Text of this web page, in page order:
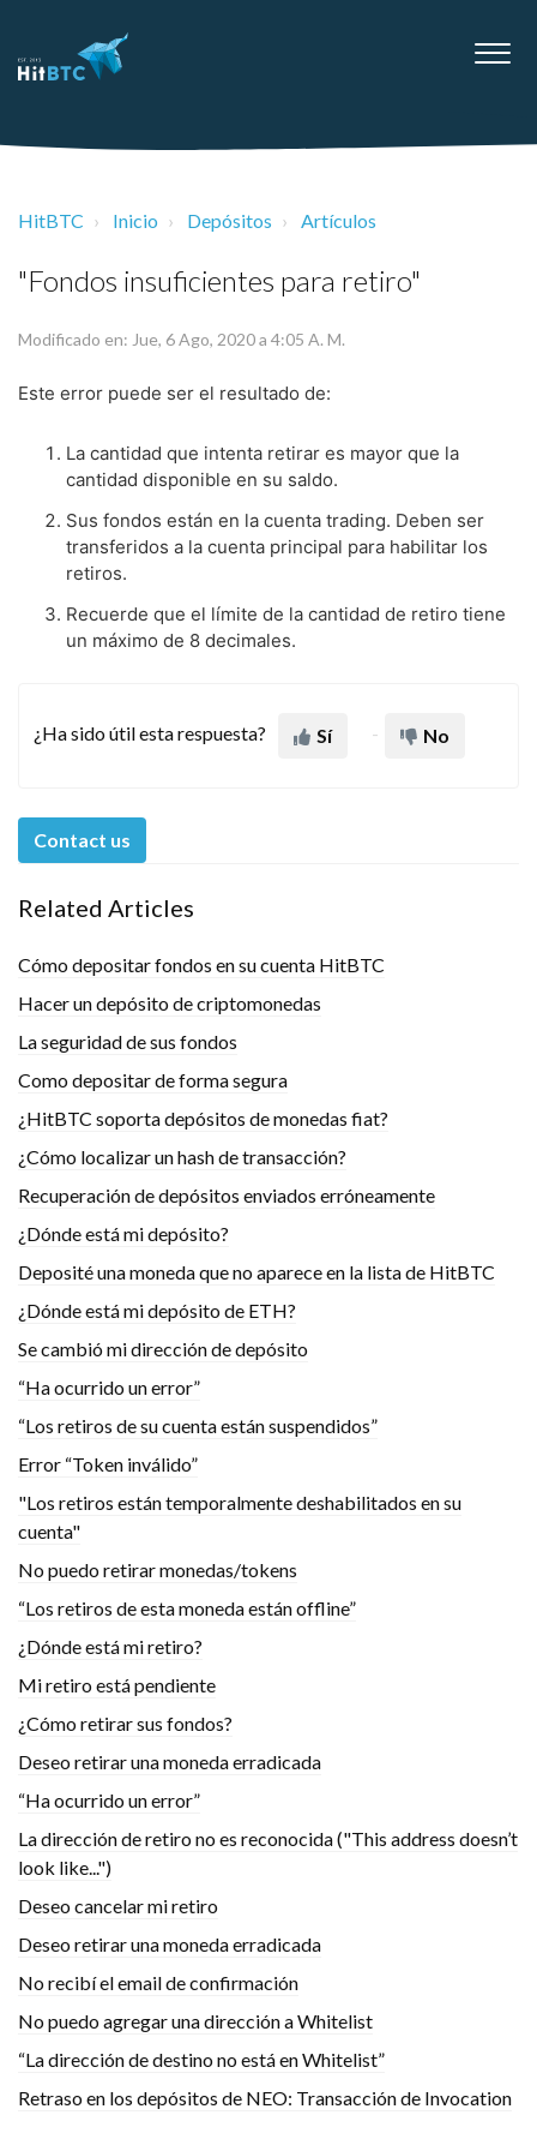
HitBTC Inicio Depósitos Artículos
"Fondos insuficientes para retiro"
Modificado en: Jue, 6 Ago, 2020 a 4:05 A. M.
Este error puede ser el resultado de:
La cantidad que intenta retirar es mayor que la
cantidad disponible en su saldo.
Sus fondos están en la cuenta trading. Deben ser
transferidos a la cuenta principal para habilitar los
retiros.
Recuerde que el límite de la cantidad de retiro tiene
un máximo de 8 decimales.
¿Ha sido útil esta respuesta? Sí No
Contact us
Related Articles
Cómo depositar fondos en su cuenta HitBTC
Hacer un depósito de criptomonedas
La seguridad de sus fondos
Como depositar de forma segura
¿HitBTC soporta depósitos de monedas fiat?
¿Cómo localizar un hash de transacción?
Recuperación de depósitos enviados erróneamente
¿Dónde está mi depósito?
Deposité una moneda que no aparece en la lista de HitBTC
¿Dónde está mi depósito de ETH?
Se cambió mi dirección de depósito
“Ha ocurrido un error”
“Los retiros de su cuenta están suspendidos”
Error “Token inválido”
"Los retiros están temporalmente deshabilitados en su
cuenta"
No puedo retirar monedas/tokens
“Los retiros de esta moneda están offline”
¿Dónde está mi retiro?
Mi retiro está pendiente
¿Cómo retirar sus fondos?
Deseo retirar una moneda erradicada
“Ha ocurrido un error”
La dirección de retiro no es reconocida ("This address doesn’t
look like...")
Deseo cancelar mi retiro
Deseo retirar una moneda erradicada
No recibí el email de confirmación
No puedo agregar una dirección a Whitelist
“La dirección de destino no está en Whitelist”
Retraso en los depósitos de NEO: Transacción de Invocation